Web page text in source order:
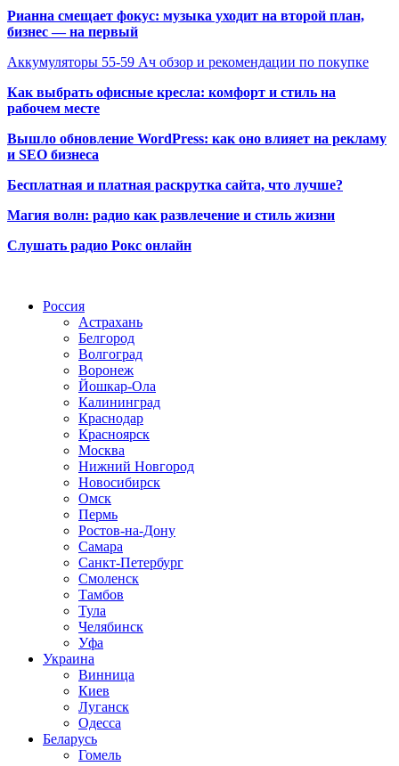
Рианна смещает фокус: музыка уходит на второй план,
бизнес — на первый
Аккумуляторы 55-59 Ач обзор и рекомендации по покупке
Как выбрать офисные кресла: комфорт и стиль на
рабочем месте
Вышло обновление WordPress: как оно влияет на рекламу
и SEO бизнеса
Бесплатная и платная раскрутка сайта, что лучше?
Магия волн: радио как развлечение и стиль жизни
Слушать радио Рокс онлайн
Россия
Астрахань
Белгород
Волгоград
Воронеж
Йошкар-Ола
Калининград
Краснодар
Красноярск
Москва
Нижний Новгород
Новосибирск
Омск
Пермь
Ростов-на-Дону
Самара
Санкт-Петербург
Смоленск
Тамбов
Тула
Челябинск
Уфа
Украина
Винница
Киев
Луганск
Одесса
Беларусь
Гомель